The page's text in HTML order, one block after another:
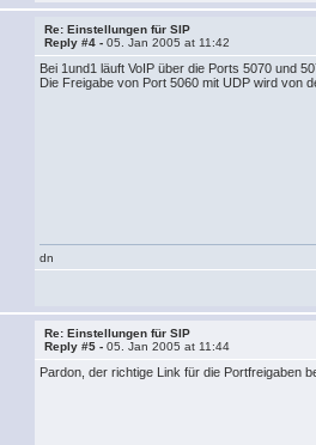
Re: Einstellungen für SIP
Reply #4 -05. Jan 2005 at 11:42
Bei 1und1 läuft VoIP über die Ports 5070 und
Die Freigabe von Port 5060 mit UDP wird von
dn
Re: Einstellungen für SIP
Reply #5 -05. Jan 2005 at 11:44
Pardon, der richtige Link für die Portfreigaben